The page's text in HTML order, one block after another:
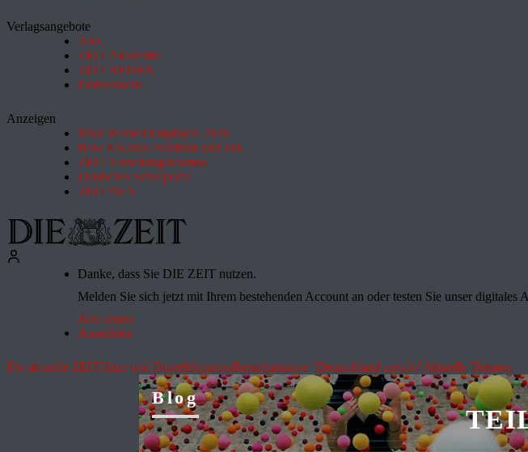
Verlagsangebote
Abo
ZEIT Akademie
ZEIT REISEN
Partnersuche
Anzeigen
Most Wanted Employer 2026
How it works: Studium und Job
ZEIT Forschungskosmos
Deutsches Schulportal
ZEIT für X
Danke, dass Sie DIE ZEIT nutzen.
Melden Sie sich jetzt mit Ihrem bestehenden Account an oder testen Sie unser
Abo testen
Anmelden
Die aktuelle ZEITHitze und DürreMigrationRenteInitiative "Deutschland spricht"Aktuelle Themen
Blog